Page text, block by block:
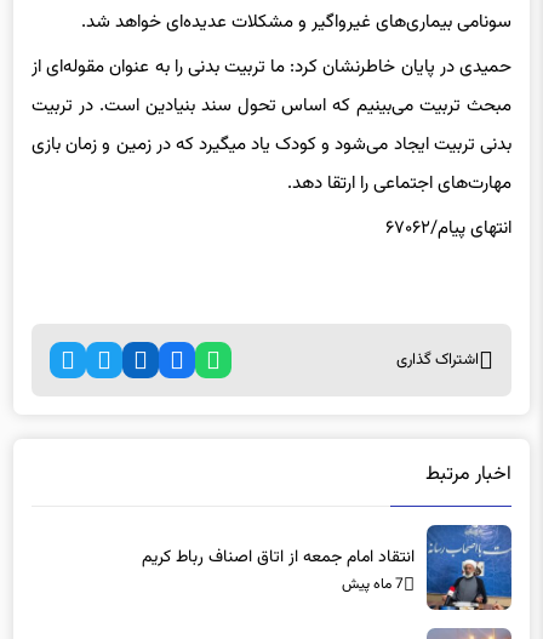
سونامی بیماری‌های غیرواگیر و مشکلات عدیده‌ای خواهد شد.
حمیدی در پایان خاطرنشان کرد: ما تربیت بدنی را به عنوان مقوله‌ای از
مبحث تربیت می‌بینیم که اساس تحول سند بنیادین است. در تربیت
بدنی تربیت ایجاد می‌شود و کودک یاد میگیرد که در زمین و زمان بازی
مهارت‌های اجتماعی را ارتقا دهد.
انتهای پیام/۶۷۰۶۲
اشتراک گذاری
اخبار مرتبط
انتقاد امام جمعه از اتاق اصناف رباط کریم
7 ماه پیش